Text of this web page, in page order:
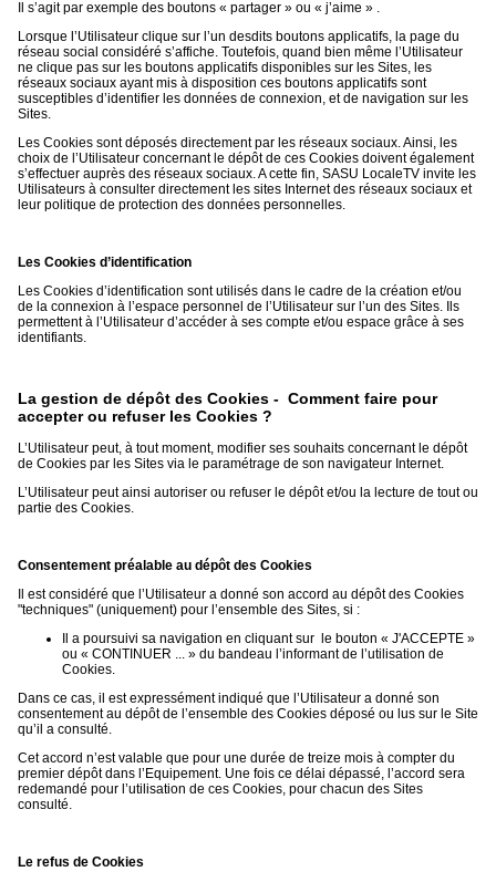
Il s’agit par exemple des boutons « partager » ou « j’aime » .
Lorsque l’Utilisateur clique sur l’un desdits boutons applicatifs, la page du
réseau social considéré s’affiche. Toutefois, quand bien même l’Utilisateur
ne clique pas sur les boutons applicatifs disponibles sur les Sites, les
réseaux sociaux ayant mis à disposition ces boutons applicatifs sont
susceptibles d’identifier les données de connexion, et de navigation sur les
Sites.
Les Cookies sont déposés directement par les réseaux sociaux. Ainsi, les
choix de l’Utilisateur concernant le dépôt de ces Cookies doivent également
s’effectuer auprès des réseaux sociaux. A cette fin, SASU LocaleTV invite les
Utilisateurs à consulter directement les sites Internet des réseaux sociaux et
leur politique de protection des données personnelles.
Les Cookies d’identification
Les Cookies d’identification sont utilisés dans le cadre de la création et/ou
de la connexion à l’espace personnel de l’Utilisateur sur l’un des Sites. Ils
permettent à l’Utilisateur d’accéder à ses compte et/ou espace grâce à ses
identifiants.
La gestion de dépôt des Cookies - Comment faire pour
accepter ou refuser les Cookies ?
L’Utilisateur peut, à tout moment, modifier ses souhaits concernant le dépôt
de Cookies par les Sites via le paramétrage de son navigateur Internet.
L’Utilisateur peut ainsi autoriser ou refuser le dépôt et/ou la lecture de tout ou
partie des Cookies.
Consentement préalable au dépôt des Cookies
Il est considéré que l’Utilisateur a donné son accord au dépôt des Cookies
"techniques" (uniquement) pour l’ensemble des Sites, si :
Il a poursuivi sa navigation en cliquant sur le bouton « J'ACCEPTE »
ou « CONTINUER ... » du bandeau l’informant de l’utilisation de
Cookies.
Dans ce cas, il est expressément indiqué que l’Utilisateur a donné son
consentement au dépôt de l’ensemble des Cookies déposé ou lus sur le Site
qu’il a consulté.
Cet accord n’est valable que pour une durée de treize mois à compter du
premier dépôt dans l’Equipement. Une fois ce délai dépassé, l’accord sera
redemandé pour l’utilisation de ces Cookies, pour chacun des Sites
consulté.
Le refus de Cookies